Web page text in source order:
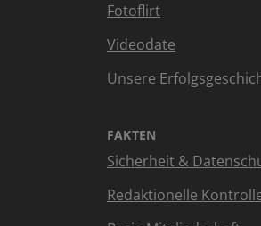
Fotoflirt
Videodate
Unsere
FAKTEN
Sicherheit &
Redaktionelle